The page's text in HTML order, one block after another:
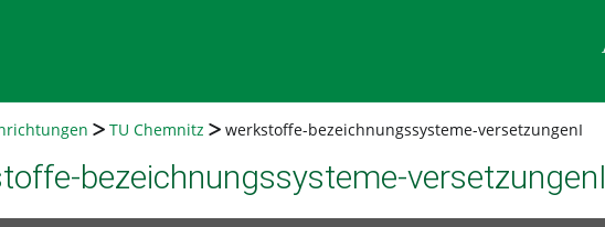
TU Chemnitz werkstoffe-bezeichnungssysteme-versetzungenI
bezeichnungssysteme-versetzungenI